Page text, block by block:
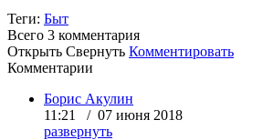
Теги: Быт
Всего 3 комментария
Открыть Свернуть Комментировать
Комментарии
Борис Акулин
11:21 / 07 июня 2018
развернуть